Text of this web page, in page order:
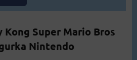
Kong Super Mario Bros
Nintendo